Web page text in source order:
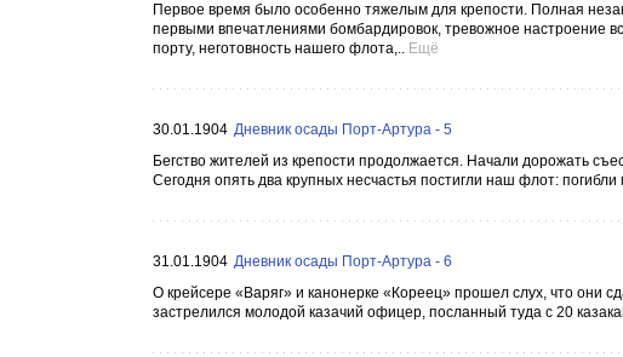
Первое время было особенно тяжелым для крепости. Полная
первыми впечатлениями бомбардировок, тревожное настроение
порту, неготовность нашего флота,.. Ещё
30.01.1904 Дневник осады Порт-Артура - 5
Бегство жителей из крепости продолжается. Начали дорожать
Сегодня опять два крупных несчастья постигли наш флот:
31.01.1904 Дневник осады Порт-Артура - 6
О крейсере «Варяг» и канонерке «Кореец» прошел слух, что они
застрелился молодой казачий офицер, посланный туда с 20